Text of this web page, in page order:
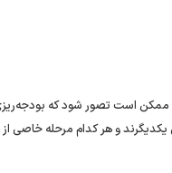
ممکن است تصور شود که
و هر کدام مرحله خاصی